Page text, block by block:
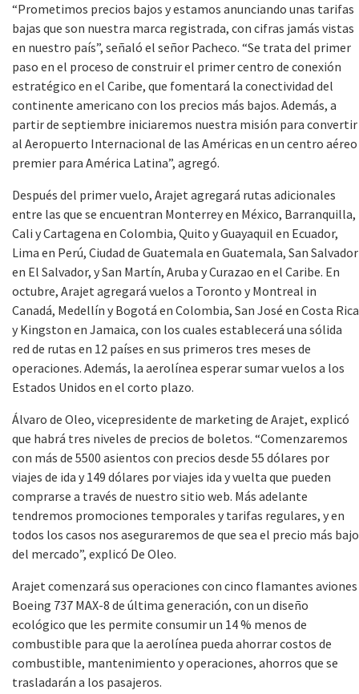
“Prometimos precios bajos y estamos anunciando unas tarifas
bajas que son nuestra marca registrada, con cifras jamás vistas
en nuestro país”, señaló el señor Pacheco. “Se trata del primer
paso en el proceso de construir el primer centro de conexión
estratégico en el Caribe, que fomentará la conectividad del
continente americano con los precios más bajos. Además, a
partir de septiembre iniciaremos nuestra misión para convertir
al Aeropuerto Internacional de las Américas en un centro aéreo
premier para América Latina”, agregó.
Después del primer vuelo, Arajet agregará rutas adicionales
entre las que se encuentran Monterrey en México, Barranquilla,
Cali y Cartagena en Colombia, Quito y Guayaquil en Ecuador,
Lima en Perú, Ciudad de Guatemala en Guatemala, San Salvador
en El Salvador, y San Martín, Aruba y Curazao en el Caribe. En
octubre, Arajet agregará vuelos a Toronto y Montreal in
Canadá, Medellín y Bogotá en Colombia, San José en Costa Rica
y Kingston en Jamaica, con los cuales establecerá una sólida
red de rutas en 12 países en sus primeros tres meses de
operaciones. Además, la aerolínea esperar sumar vuelos a los
Estados Unidos en el corto plazo.
Álvaro de Oleo, vicepresidente de marketing de Arajet, explicó
que habrá tres niveles de precios de boletos. “Comenzaremos
con más de 5500 asientos con precios desde 55 dólares por
viajes de ida y 149 dólares por viajes ida y vuelta que pueden
comprarse a través de nuestro sitio web. Más adelante
tendremos promociones temporales y tarifas regulares, y en
todos los casos nos aseguraremos de que sea el precio más bajo
del mercado”, explicó De Oleo.
Arajet comenzará sus operaciones con cinco flamantes aviones
Boeing 737 MAX-8 de última generación, con un diseño
ecológico que les permite consumir un 14 % menos de
combustible para que la aerolínea pueda ahorrar costos de
combustible, mantenimiento y operaciones, ahorros que se
trasladarán a los pasajeros.